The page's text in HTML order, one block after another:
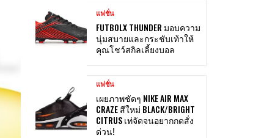
แฟชั่น
FUTBOLX THUNDER มอบความ
นุ่มสบายและกระชับเท้าให้
คุณโชว์สกิลเลี้ยงบอล
แฟชั่น
เผยภาพชัดๆ NIKE AIR MAX
CRAZE สีใหม่ BLACK/BRIGHT
CITRUS เท่จัดจนอยากกดสั่ง
ด่วน!